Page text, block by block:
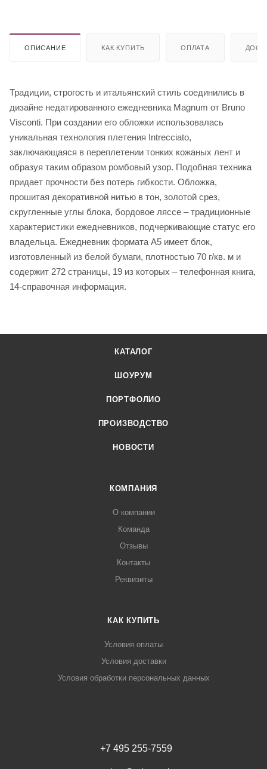
ОПИСАНИЕ КАК КУПИТЬ ОПЛАТА
Традиции, строгость и итальянский стиль соединились в
дизайне недатированного ежедневника Magnum от Bruno
Visconti. При создании его обложки использовалась
уникальная технология плетения Intrecciato,
заключающаяся в переплетении тонких кожаных лент и
образуя таким образом ромбовый узор. Подобная техника
придает прочности без потерь гибкости. Обложка,
прошитая декоративной нитью в тон, золотой срез,
скругленные углы блока, бордовое ляссе – традиционные
характеристики ежедневников, подчеркивающие статус его
владельца. Ежедневник формата A5 имеет блок,
изготовленный из белой бумаги, плотностью 70 г/кв. м и
содержит 272 страницы, 19 из которых – телефонная книга,
14-справочная информация.
КАТАЛОГ
ШОУРУМ
ПОРТФОЛИО
ПРОИЗВОДСТВО
НОВОСТИ
КОМПАНИЯ
О компании
Команда
Отзывы
Контакты
Реквизиты
КАК КУПИТЬ
Условия оплаты
Условия доставки
Условия обработки персональных данных
+7 495 255-7559